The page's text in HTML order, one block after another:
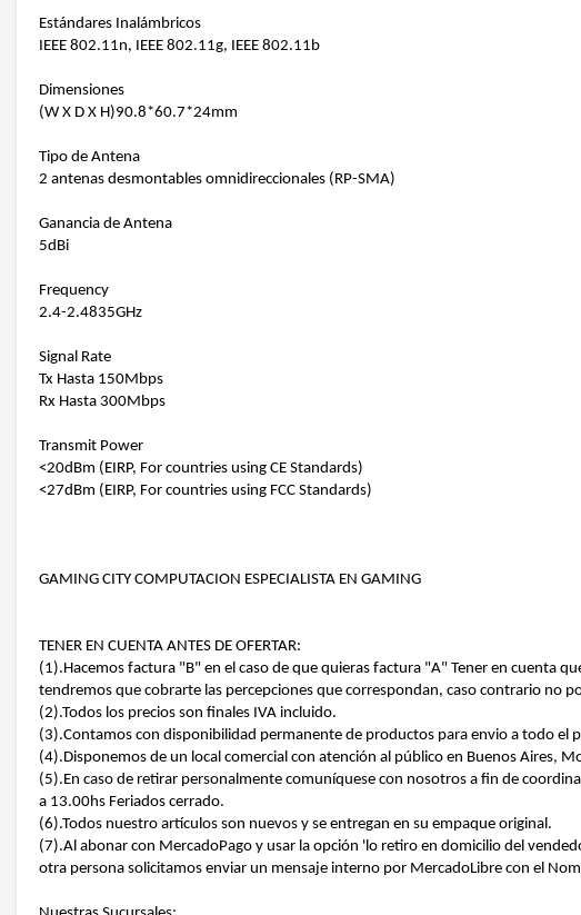
Estándares Inalámbricos
IEEE 802.11n, IEEE 802.11g, IEEE 802.11b
Dimensiones
(W X D X H)90.8*60.7*24mm
Tipo de Antena
2 antenas desmontables omnidireccionales (RP-SMA)
Ganancia de Antena
5dBi
Frequency
2.4-2.4835GHz
Signal Rate
Tx Hasta 150Mbps
Rx Hasta 300Mbps
Transmit Power
<20dBm (EIRP, For countries using CE Standards)
<27dBm (EIRP, For countries using FCC Standards)
GAMING CITY COMPUTACION ESPECIALISTA EN GAMING
TENER EN CUENTA ANTES DE OFERTAR:
(1).Hacemos factura "B" en el caso de que quieras factura "A" Tener en cuenta
tendremos que cobrarte las percepciones que correspondan, caso contrario no
(2).Todos los precios son finales IVA incluido.
(3).Contamos con disponibilidad permanente de productos para envio a todo el
(4).Disponemos de un local comercial con atención al público en Buenos Aires,
(5).En caso de retirar personalmente comuníquese con nosotros a fin de
a 13.00hs Feriados cerrado.
(6).Todos nuestro artículos son nuevos y se entregan en su empaque original.
(7).Al abonar con MercadoPago y usar la opción 'lo retiro en domicilio del
otra persona solicitamos enviar un mensaje interno por MercadoLibre con el